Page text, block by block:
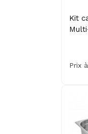
Kit
Prix